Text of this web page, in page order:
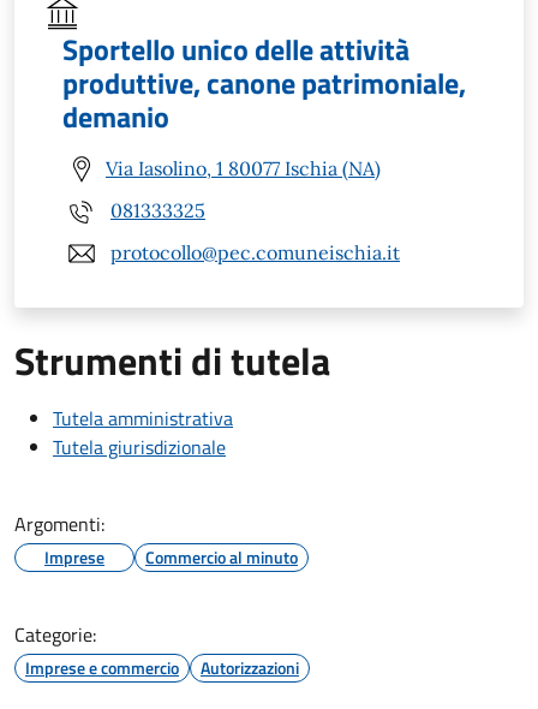
Sportello unico delle attività
produttive, canone patrimoniale,
demanio
Via Iasolino, 1 80077 Ischia (NA)
081333325
protocollo@pec.comuneischia.it
Strumenti di tutela
Tutela amministrativa
Tutela giurisdizionale
Argomenti:
Imprese Commercio al minuto
Categorie:
Imprese e commercio Autorizzazioni